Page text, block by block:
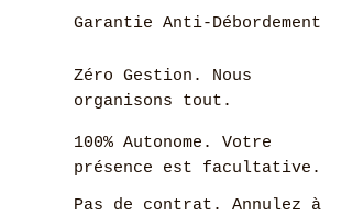
Garantie Anti-Débordement
Zéro Gestion. Nous
organisons tout.
100% Autonome. Votre
présence est facultative.
Pas de contrat. Annulez à